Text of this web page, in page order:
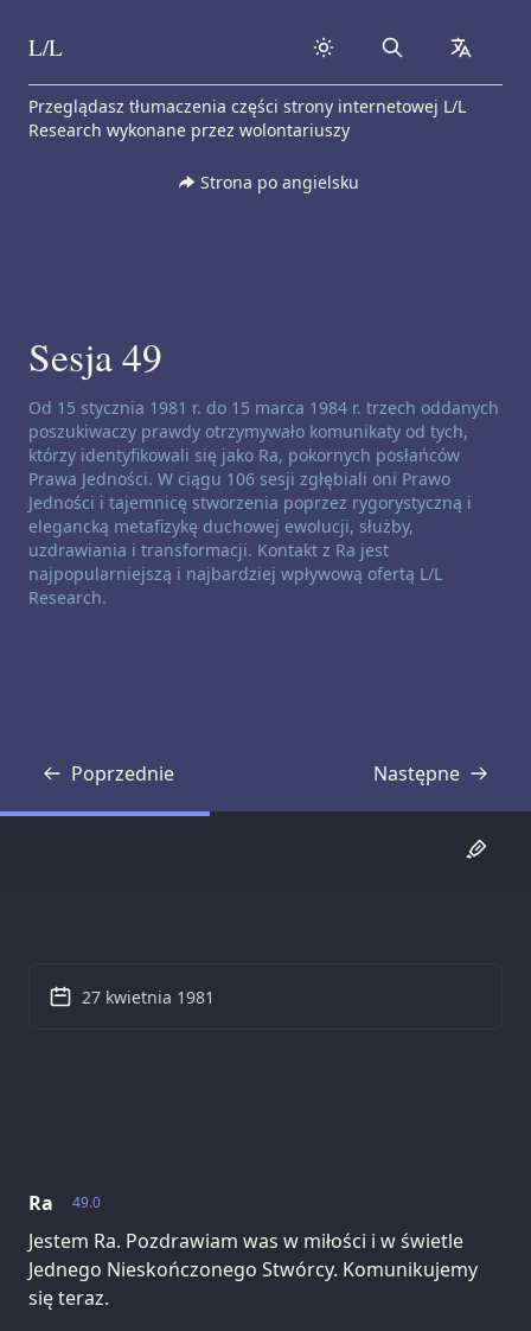
Skip to content
L/L Search
Przeglądasz tłumaczenia części strony internetowej L/L
Research wykonane przez wolontariuszy
Strona po angielsku
Sesja 49
Zastrzeżenie dotyczące kanałów:
Od 15 stycznia 1981 r. do 15 marca 1984 r. trzech oddanych
poszukiwaczy prawdy otrzymywało komunikaty od tych,
którzy identyfikowali się jako Ra, pokornych posłańców
Prawa Jedności. W ciągu 106 sesji zgłębiali oni Prawo
Jedności i tajemnicę stworzenia poprzez rygorystyczną i
elegancką metafizykę duchowej ewolucji, służby,
uzdrawiania i transformacji. Kontakt z Ra jest
najpopularniejszą i najbardziej wpływową ofertą L/L
Research.
Poprzednie
Transkrypcja Następne
Transkrypcja
49.0
Ra
Jestem Ra. Pozdrawiam was w miłości i w świetle
Jednego Nieskończonego Stwórcy. Komunikujemy
się teraz.
27 kwietnia 1981